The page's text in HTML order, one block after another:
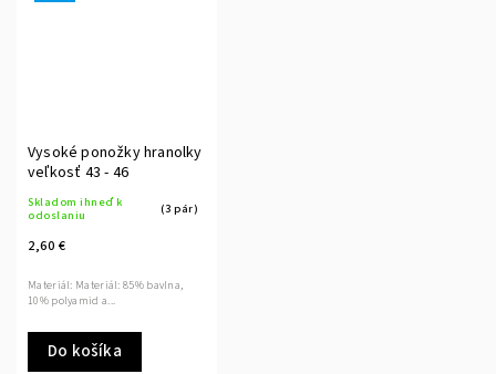
Vysoké ponožky hranolky
veľkosť 43 - 46
Skladom ihneď k
odoslaniu
(3 pár)
2,60 €
Do košíka
Materiál: Materiál: 85% bavlna,
10% polyamid a...